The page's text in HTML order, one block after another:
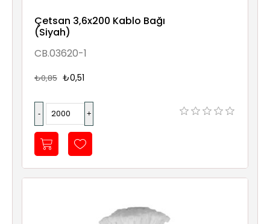
Çetsan 3,6x200 Kablo Bağı
(Siyah)
CB.03620-1
₺0,85 ₺0,51